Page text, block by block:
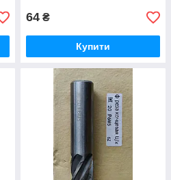
64 ₴
Купити